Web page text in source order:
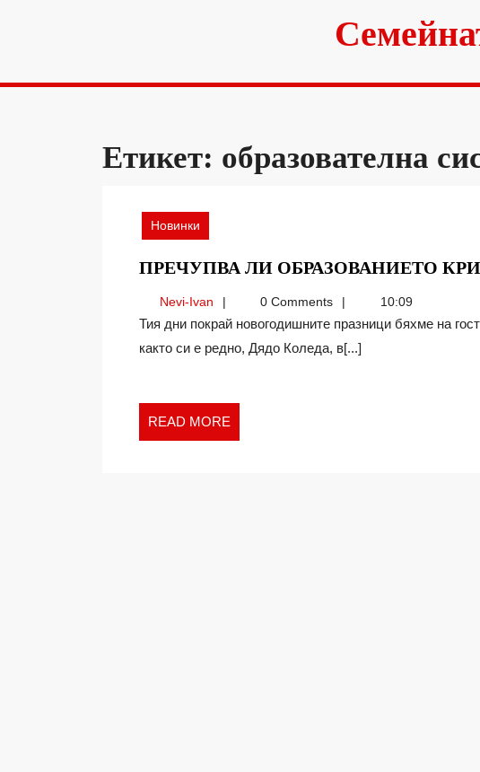
Етикет: образователна
Новинки
ПРЕЧУПВА ЛИ ОБРАЗОВАНИЕТО
Nevi-IvanNevi-
Ivan
0 Comments 10:09
Тия дни покрай новогодишните празници бяхме на гости в наше приятелско семейство. И
както си е редно, Дядо Коледа, в[...]
READ MORE
MORE